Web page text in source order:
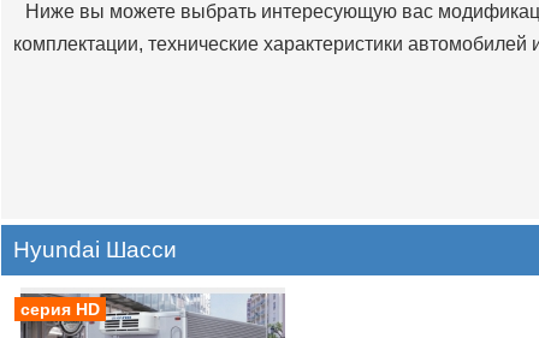
Ниже вы можете выбрать интересующую вас
комплектации, технические характеристики
Hyundai Шасси
серия HD